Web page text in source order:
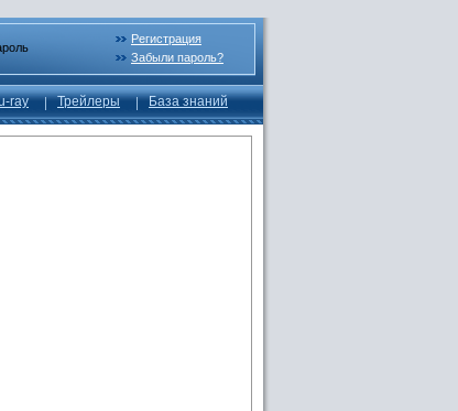
Регистрация
Забыли пароль?
ray Трейлеры База знаний